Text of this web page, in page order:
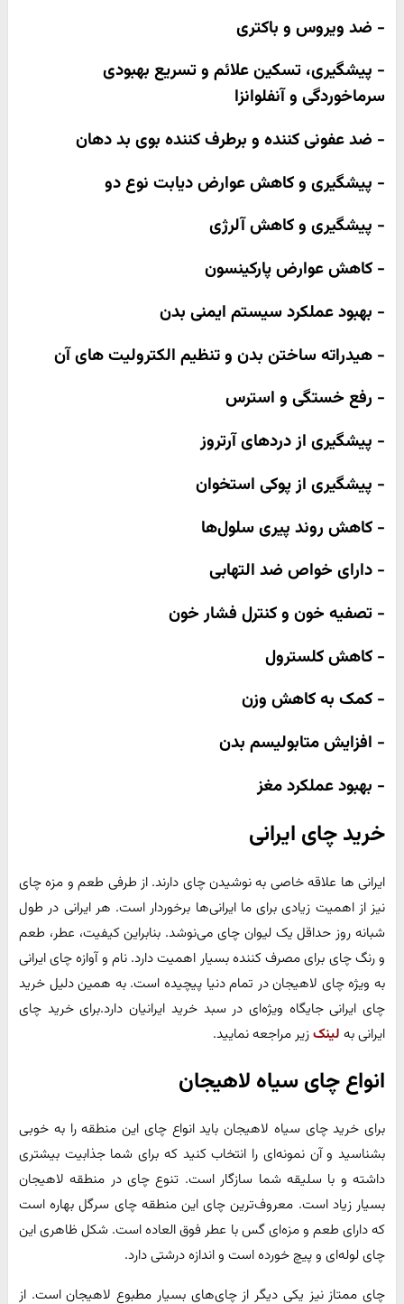
- ضد ویروس و باکتری
- پیشگیری، تسکین علائم و تسریع بهبودی
سرماخوردگی و آنفلوانزا
- ضد عفونی کننده و برطرف کننده بوی بد دهان
- پیشگیری و کاهش عوارض دیابت نوع دو
- پیشگیری و کاهش آلرژی
- کاهش عوارض پارکینسون
- بهبود عملکرد سیستم ایمنی بدن
- هیدراته ساختن بدن و تنظیم الکترولیت های آن
- رفع خستگی و استرس
- پیشگیری از دردهای آرتروز
- پیشگیری از پوکی استخوان
- کاهش روند پیری سلول‌ها
- دارای خواص ضد التهابی
- تصفیه خون و کنترل فشار خون
- کاهش کلسترول
- کمک به کاهش وزن
- افزایش متابولیسم بدن
- بهبود عملکرد مغز
خرید چای ایرانی
ایرانی ها علاقه خاصی به نوشیدن چای دارند. از طرفی طعم و مزه چای
نیز از اهمیت زیادی برای ما ایرانی‌ها برخوردار است. هر ایرانی در طول
شبانه روز حداقل یک لیوان چای می‌نوشد. بنابراین کیفیت، عطر، طعم
و رنگ چای برای مصرف کننده بسیار اهمیت دارد. نام و آوازه چای ایرانی
به ویژه چای لاهیجان در تمام دنیا پیچیده است. به همین دلیل خرید
چای ایرانی جایگاه ویژه‌ای در سبد خرید ایرانیان دارد.برای خرید چای
ایرانی به لینکزیر مراجعه نمایید.
انواع چای سیاه لاهیجان
برای خرید چای سیاه لاهیجان باید انواع چای این منطقه را به خوبی
بشناسید و آن نمونه‌ای را انتخاب کنید که برای شما جذابیت بیشتری
داشته و با سلیقه شما سازگار است. تنوع چای در منطقه لاهیجان
بسیار زیاد است. معروف‌ترین چای این منطقه چای سرگل بهاره است
که دارای طعم و مزه‌ای گس با عطر فوق العاده است. شکل ظاهری این
چای لوله‌ای و پیچ خورده است و اندازه درشتی دارد.
چای ممتاز نیز یکی دیگر از چای‌های بسیار مطبوع لاهیجان است. از